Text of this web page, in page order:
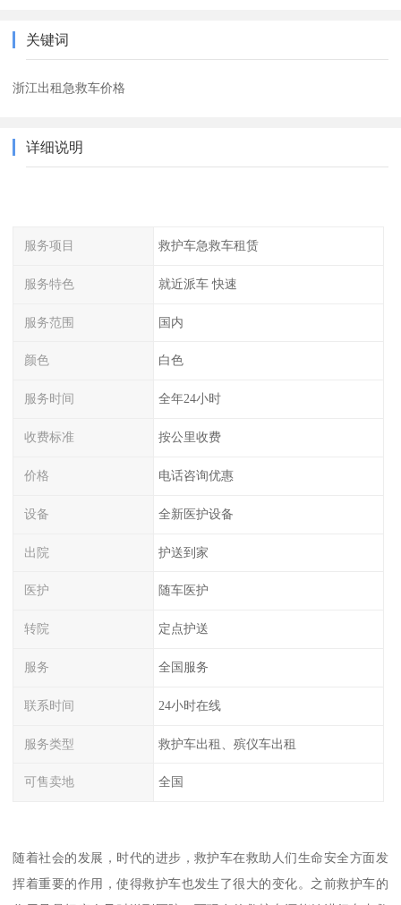
关键词
浙江出租急救车价格
详细说明
服务项目 救护车急救车租赁
服务特色 就近派车 快速
服务范围 国内
颜色 白色
服务时间 全年24小时
收费标准 按公里收费
价格 电话咨询优惠
设备 全新医护设备
出院 护送到家
医护 随车医护
转院 定点护送
服务 全国服务
联系时间 24小时在线
服务类型 救护车出租、殡仪车出租
可售卖地 全国
随着社会的发展，时代的进步，救护车在救助人们生命安全方面发
挥着重要的作用，使得救护车也发生了很大的变化。之前救护车的